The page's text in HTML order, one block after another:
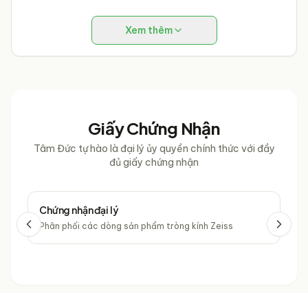
Xem thêm
Giấy Chứng Nhận
Tâm Đức tự hào là đại lý ủy quyền chính thức với đầy
đủ giấy chứng nhận
Chứng nhận đại lý
Phân phối các dòng sản phẩm tròng kính Zeiss